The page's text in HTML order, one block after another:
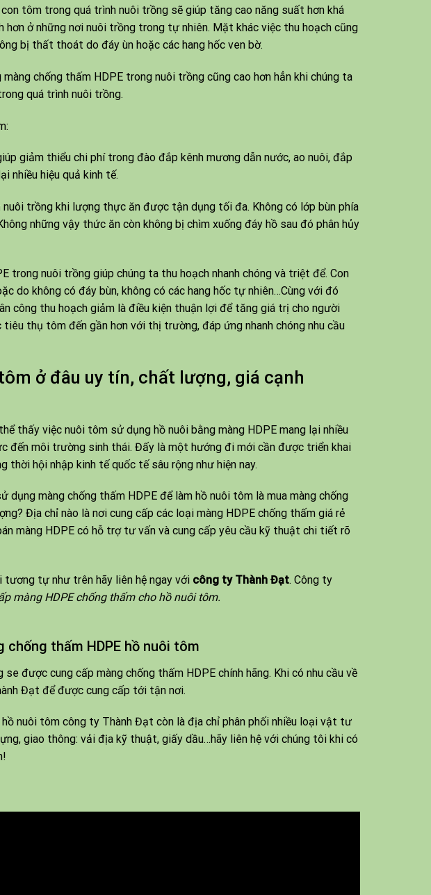
tôm trong quá trình nuôi trồng sẽ giúp tăng cao năng suất hơn khá
ở những nơi nuôi trồng trong tự nhiên. Mặt khác việc thu hoạch cũng
bị thất thoát do đáy ùn hoặc các hang hốc ven bờ.
chống thấm HDPE trong nuôi trồng cũng cao hơn hẳn khi chúng ta
quá trình nuôi trồng.
giảm thiểu chi phí trong đào đắp kênh mương dẫn nước, ao nuôi, đắp
nhiều hiệu quả kinh tế.
trồng khi lượng thực ăn được tận dụng tối đa. Không có lớp bùn phía
những vậy thức ăn còn không bị chìm xuống đáy hồ sau đó phân hủy
trong nuôi trồng giúp chúng ta thu hoạch nhanh chóng và triệt để. Con
do không có đáy bùn, không có các hang hốc tự nhiên…Cùng với đó
công thu hoạch giảm là điều kiện thuận lợi để tăng giá trị cho người
tiêu thụ tôm đến gần hơn với thị trường, đáp ứng nhanh chóng nhu cầu
ở đâu uy tín, chất lượng, giá cạnh
thấy việc nuôi tôm sử dụng hồ nuôi bằng màng HDPE mang lại nhiều
đến môi trường sinh thái. Đấy là một hướng đi mới cần được triển khai
hội nhập kinh tế quốc tế sâu rộng như hiện nay.
dụng màng chống thấm HDPE để làm hồ nuôi tôm là mua màng chống
Địa chỉ nào là nơi cung cấp các loại màng HDPE chống thấm giá rẻ
màng HDPE có hỗ trợ tư vấn và cung cấp yêu cầu kỹ thuật chi tiết rõ
tương tự như trên hãy liên hệ ngay với công ty Thành Đạt. Công ty
màng HDPE chống thấm cho hồ nuôi tôm.
thấm HDPE hồ nuôi tôm
se được cung cấp màng chống thấm HDPE chính hãng. Khi có nhu cầu về
Đạt để được cung cấp tới tận nơi.
hồ nuôi tôm công ty Thành Đạt còn là địa chỉ phân phối nhiều loại vật tư
giao thông: vải địa kỹ thuật, giấy dầu…hãy liên hệ với chúng tôi khi có